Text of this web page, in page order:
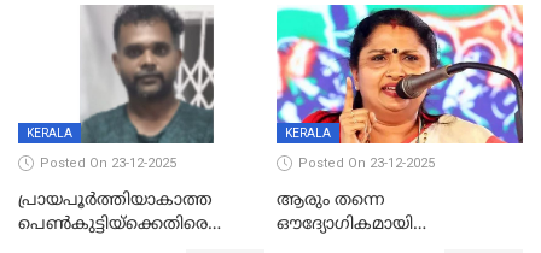
KERALA
Posted On 23-12-2025
പ്രായപൂർത്തിയാകാത്ത
പെൺകുട്ടിയ്ക്കെതിരെ
KERALA
Posted On 23-12-2025
ആരും തന്നെ
ഔദ്യോഗികമായി